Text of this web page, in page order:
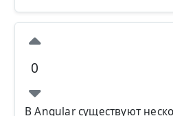
0
В Angular существуют